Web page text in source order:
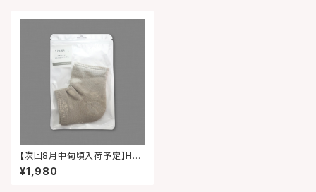
【次回8月中旬頃入荷予定】HEE
LS MOISTURIZER SOCKS
スパネイル かかとつるつるソッ
¥1,980